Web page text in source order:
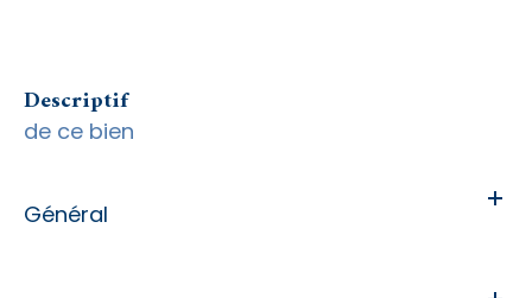
descriptif
de ce bien
Général